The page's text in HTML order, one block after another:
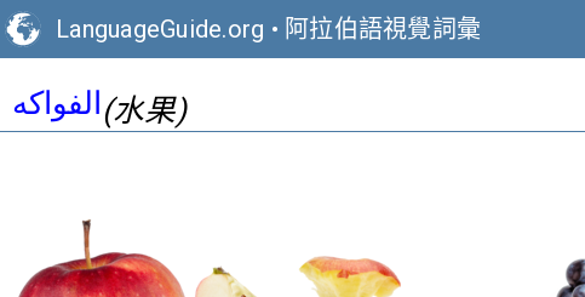
LanguageGuide.org • 阿拉伯語視覺詞彙
الفواكه(水果)